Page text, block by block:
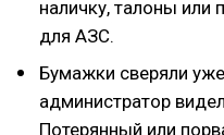
наличку, талоны или
для АЗС.
Бумажки сверяли
администратор
Потерянный или